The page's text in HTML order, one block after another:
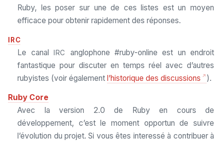
Ruby, les poser sur une de ces listes est un moyen
efficace pour obtenir rapidement des réponses.
IRC
Le canal IRC
anglophone #ruby-online est un endroit
fantastique pour discuter en temps réel avec d’autres
rubyistes (voir égalementl’historique des discussions ).
Ruby Core
Avec la version 2.0 de Ruby en cours de
développement, c’est le moment opportun de suivre
l’évolution du projet. Si vous êtes interessé à contribuer à